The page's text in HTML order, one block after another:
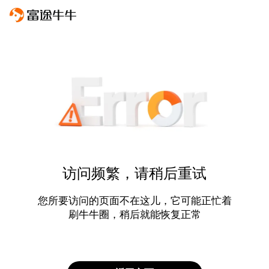
访问频繁，请稍后重试
您所要访问的页面不在这儿，它可能正忙着
刷牛牛圈，稍后就能恢复正常